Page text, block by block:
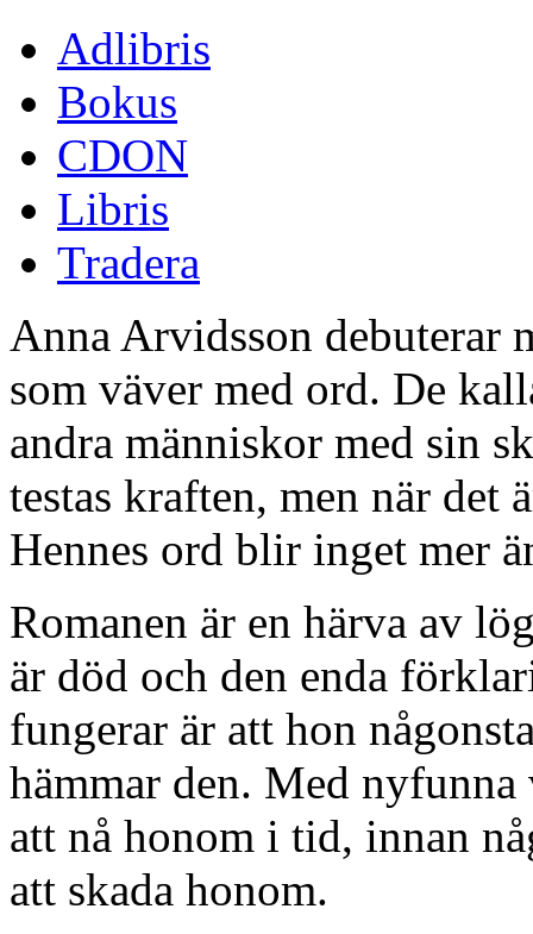
Adlibris
Bokus
CDON
Libris
Tradera
Anna Arvidsson debuterar
som väver med ord. De
andra människor med sin
testas kraften, men när det
Hennes ord blir inget mer
Romanen är en härva av
är död och den enda
fungerar är att hon
hämmar den. Med
att nå honom i tid, innan
att skada honom.